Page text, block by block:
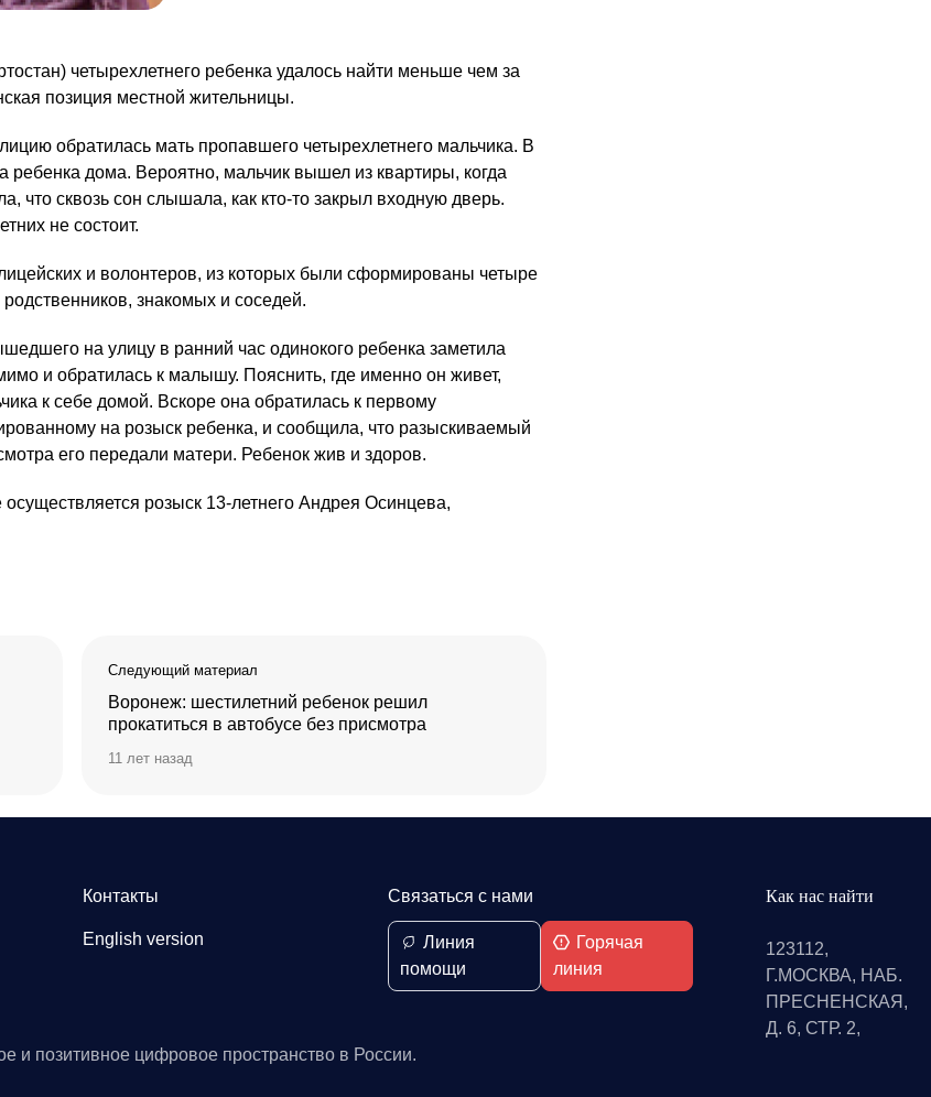
четырехлетнего ребенка удалось найти меньше чем за
позиция местной жительницы.
обратилась мать пропавшего четырехлетнего мальчика. В
дома. Вероятно, мальчик вышел из квартиры, когда
что сквозь сон слышала, как кто-то закрыл входную дверь.
не состоит.
и волонтеров, из которых были сформированы четыре
знакомых и соседей.
на улицу в ранний час одинокого ребенка заметила
и обратилась к малышу. Пояснить, где именно он живет,
к себе домой. Вскоре она обратилась к первому
на розыск ребенка, и сообщила, что разыскиваемый
его передали матери. Ребенок жив и здоров.
розыск 13-летнего Андрея Осинцева,
Следующий материал
Воронеж: шестилетний ребенок решил
прокатиться в автобусе без присмотра
11 лет назад
Контакты
English version
Связаться с нами
Линия
помощи
Горячая
линия
и позитивное цифровое пространство в России.
Как нас найти
123112,
Г.МОСКВА, НАБ.
ПРЕСНЕНСКАЯ,
Д. 6, СТР. 2,